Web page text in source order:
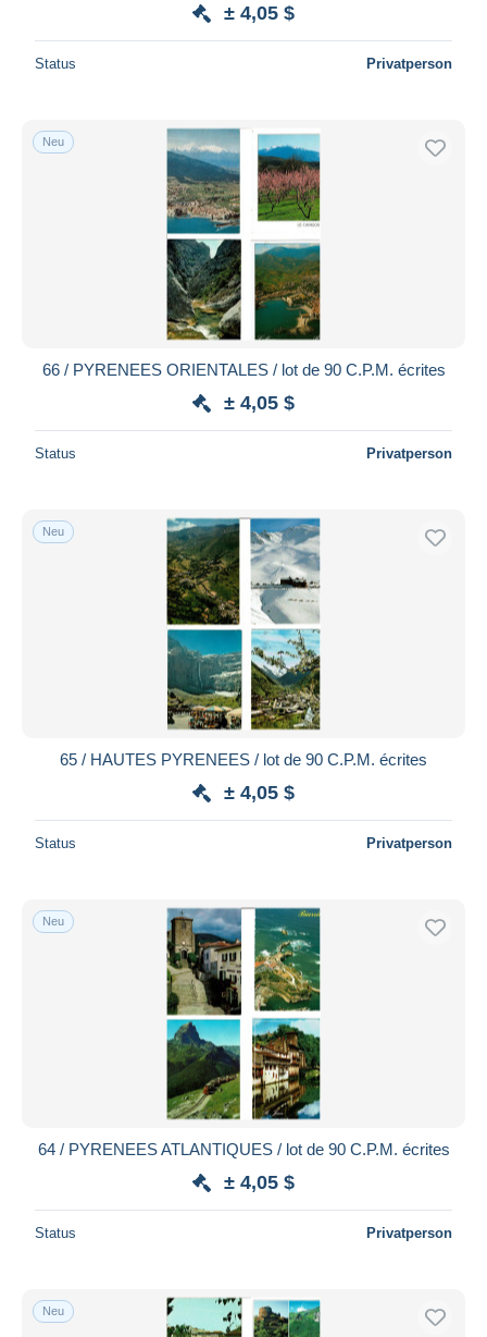
± 4,05 $
Status Privatperson
Neu
66 / PYRENEES ORIENTALES / lot de 90 C.P.M. écrites
± 4,05 $
Status Privatperson
Neu
65 / HAUTES PYRENEES / lot de 90 C.P.M. écrites
± 4,05 $
Status Privatperson
Neu
64 / PYRENEES ATLANTIQUES / lot de 90 C.P.M. écrites
± 4,05 $
Status Privatperson
Neu